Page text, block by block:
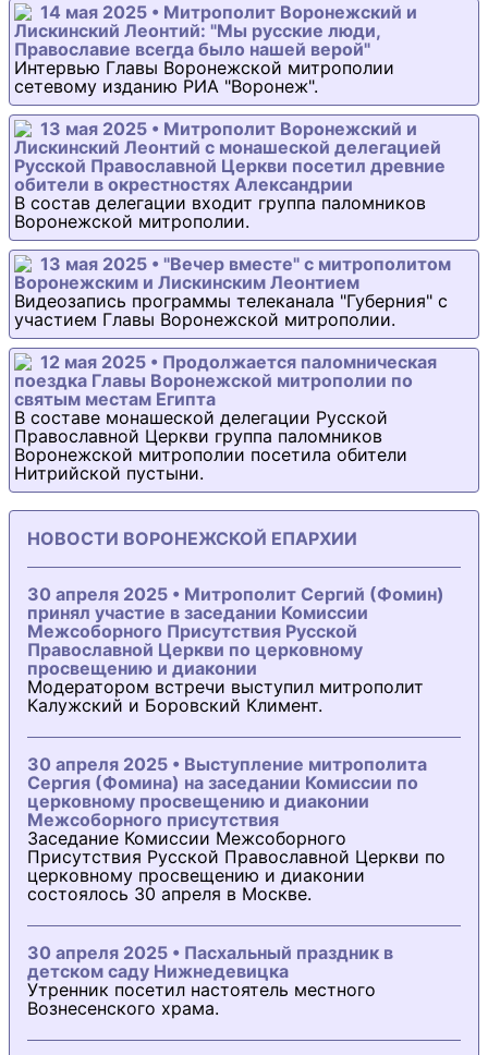
14 мая 2025 • Митрополит Воронежский и
Лискинский Леонтий: "Мы русские люди,
Православие всегда было нашей верой"
Интервью Главы Воронежской митрополии
сетевому изданию РИА "Воронеж".
13 мая 2025 • Митрополит Воронежский и
Лискинский Леонтий с монашеской делегацией
Русской Православной Церкви посетил древние
обители в окрестностях Александрии
В состав делегации входит группа паломников
Воронежской митрополии.
13 мая 2025 • "Вечер вместе" с митрополитом
Воронежским и Лискинским Леонтием
Видеозапись программы телеканала "Губерния" с
участием Главы Воронежской митрополии.
12 мая 2025 • Продолжается паломническая
поездка Главы Воронежской митрополии по
святым местам Египта
В составе монашеской делегации Русской
Православной Церкви группа паломников
Воронежской митрополии посетила обители
Нитрийской пустыни.
НОВОСТИ ВОРОНЕЖСКОЙ ЕПАРХИИ
30 апреля 2025 • Митрополит Сергий (Фомин)
принял участие в заседании Комиссии
Межсоборного Присутствия Русской
Православной Церкви по церковному
просвещению и диаконии
Модератором встречи выступил митрополит
Калужский и Боровский Климент.
30 апреля 2025 • Выступление митрополита
Сергия (Фомина) на заседании Комиссии по
церковному просвещению и диаконии
Межсоборного присутствия
Заседание Комиссии Межсоборного
Присутствия Русской Православной Церкви по
церковному просвещению и диаконии
состоялось 30 апреля в Москве.
30 апреля 2025 • Пасхальный праздник в
детском саду Нижнедевицка
Утренник посетил настоятель местного
Вознесенского храма.